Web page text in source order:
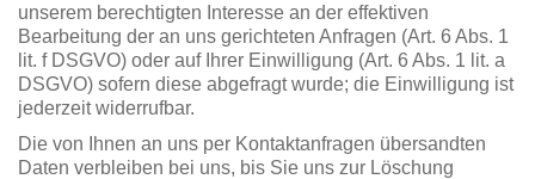
unserem berechtigten Interesse an der effektiven
Bearbeitung der an uns gerichteten Anfragen (Art. 6 Abs. 1
lit. f DSGVO) oder auf Ihrer Einwilligung (Art. 6 Abs. 1 lit. a
DSGVO) sofern diese abgefragt wurde; die Einwilligung ist
jederzeit widerrufbar.
Die von Ihnen an uns per Kontaktanfragen übersandten
Daten verbleiben bei uns, bis Sie uns zur Löschung